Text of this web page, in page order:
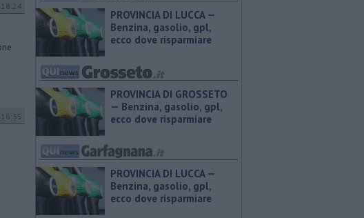
PROVINCIA DI LUCCA — ​
Benzina, gasolio, gpl,
ecco dove risparmiare
PROVINCIA DI GROSSETO
— ​Benzina, gasolio, gpl,
ecco dove risparmiare
PROVINCIA DI LUCCA — ​
Benzina, gasolio, gpl,
ecco dove risparmiare